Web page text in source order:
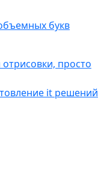
букв
просто
it решений